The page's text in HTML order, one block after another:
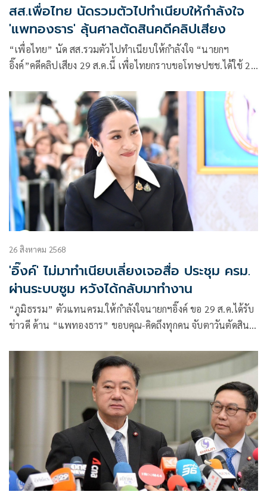
สส.เพื่อไทย นัดรวมตัวไปทำเนียบให้กำลังใจ
'แพทองธาร' ลุ้นศาลตัดสินคดีคลิปเสียง
“เพื่อไทย” นัด สส.รวมตัวไปทำเนียบให้กำลังใจ “นายกฯ
อิ๊งค์”คดีคลิปเสียง 29 ส.ค.นี้ เพื่อไทยกราบขอโทษปชช.ได้ใช้ 20
อ้อนฝ่ายค้านร่วมผ่าน กม.ให้ชาวบ้านได้ประโยชน์
26 สิงหาคม 2568
'อิ๊งค์' ไม่มาทำเนียบเลี่ยงเจอสื่อ ประชุม ครม.
ผ่านระบบซูม หวังได้กลับมาทำงาน
“ภูมิธรรม” ตัวแทนครม.ให้กำลังใจนายกฯอิ๊งค์ ขอ 29 ส.ค.ได้รับ
ข่าวดี ด้าน “แพทองธาร” ขอบคุณ-คิดถึงทุกคน จับตาวันตัดสิน
“อิ๊งค์” พูดเกี่ยวกับคดี พร้อมแจงที่ไม่มาประชุมทำเนียบฯ เหตุ
เลี่ยงตอบคำถามสื่อ หวั่นกระทบรูปคดี